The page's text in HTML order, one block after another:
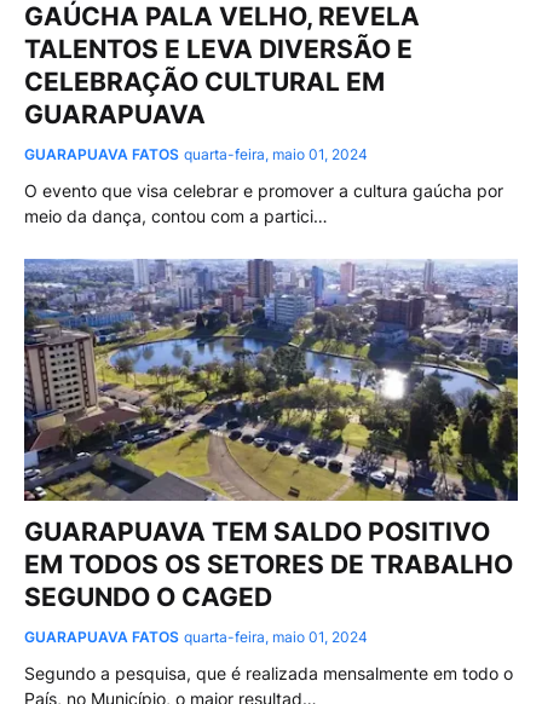
GAÚCHA PALA VELHO, REVELA
TALENTOS E LEVA DIVERSÃO E
CELEBRAÇÃO CULTURAL EM
GUARAPUAVA
GUARAPUAVA FATOS quarta-feira, maio 01, 2024
O evento que visa celebrar e promover a cultura gaúcha por
meio da dança, contou com a partici…
GUARAPUAVA TEM SALDO POSITIVO
EM TODOS OS SETORES DE TRABALHO
SEGUNDO O CAGED
GUARAPUAVA FATOS quarta-feira, maio 01, 2024
Segundo a pesquisa, que é realizada mensalmente em todo o
País, no Município, o maior resultad…